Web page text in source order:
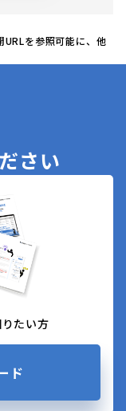
URLを参照可能に、他
さい
たい方
ド